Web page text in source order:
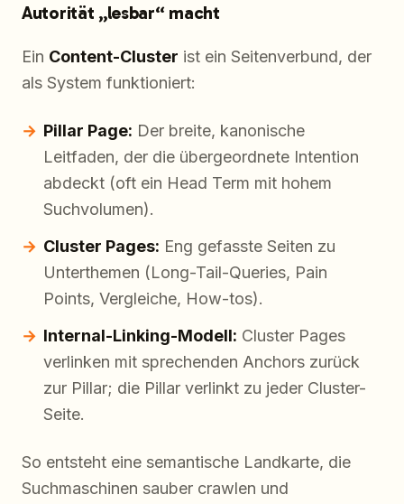
Autorität „lesbar“ macht
Ein Content-Cluster ist ein Seitenverbund, der
als System funktioniert:
Pillar Page: Der breite, kanonische
Leitfaden, der die übergeordnete Intention
abdeckt (oft ein Head Term mit hohem
Suchvolumen).
Cluster Pages: Eng gefasste Seiten zu
Unterthemen (Long-Tail-Queries, Pain
Points, Vergleiche, How-tos).
Internal-Linking-Modell: Cluster Pages
verlinken mit sprechenden Anchors zurück
zur Pillar; die Pillar verlinkt zu jeder Cluster-
Seite.
So entsteht eine semantische Landkarte, die
Suchmaschinen sauber crawlen und